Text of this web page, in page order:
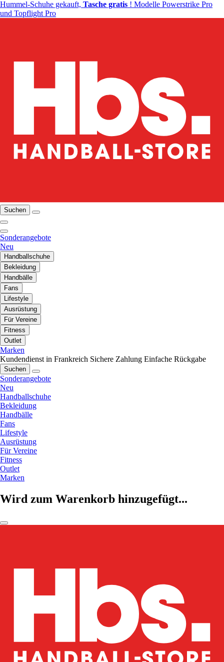
Hummel-Schuhe gekauft, Tasche gratis ! Modelle Powerstrike Pro
und Topflight Pro
Suchen
Sonderangebote
Neu
Handballschuhe
Bekleidung
Handbälle
Fans
Lifestyle
Ausrüstung
Für Vereine
Fitness
Outlet
Marken
Kundendienst in Frankreich Sichere Zahlung Einfache Rückgabe
Suchen
Sonderangebote
Neu
Handballschuhe
Bekleidung
Handbälle
Fans
Lifestyle
Ausrüstung
Für Vereine
Fitness
Outlet
Marken
Wird zum Warenkorb hinzugefügt...